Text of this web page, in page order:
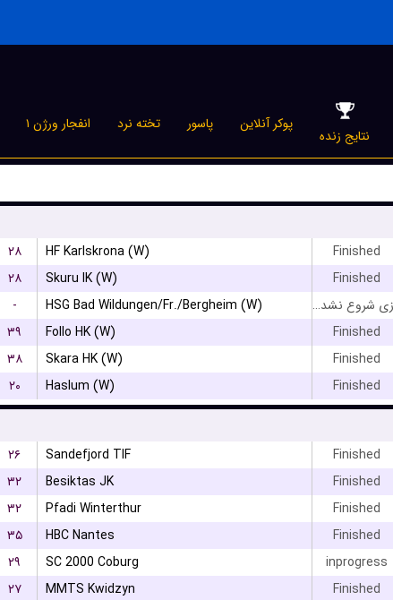
نتایج زنده
پوکر آنلاین پاسور تخته نرد انفجار ورژن ۱
۲۸ HF Karlskrona (W) Finished
۲۸ Skuru IK (W) Finished
- HSG Bad Wildungen/Fr./Bergheim (W) بازی شروع نشده است
۳۹ Follo HK (W) Finished
۳۸ Skara HK (W) Finished
۲۰ Haslum (W) Finished
۲۶ Sandefjord TIF Finished
۳۲ Besiktas JK Finished
۳۲ Pfadi Winterthur Finished
۳۵ HBC Nantes Finished
۲۹ SC 2000 Coburg inprogress
۲۷ MMTS Kwidzyn Finished